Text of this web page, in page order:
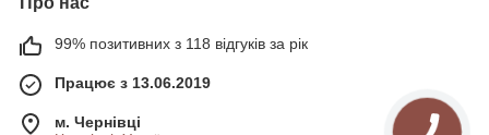
99% позитивних з 118 відгуків за рік
Працює з 13.06.2019
м. Чернівці